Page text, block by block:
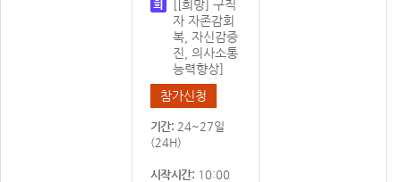
[[희망] 구직
자 자존감회
복, 자신감증
진, 의사소통
능력향상]
참가신청
기간: 24~27일
(24H)
시작시간: 10:00